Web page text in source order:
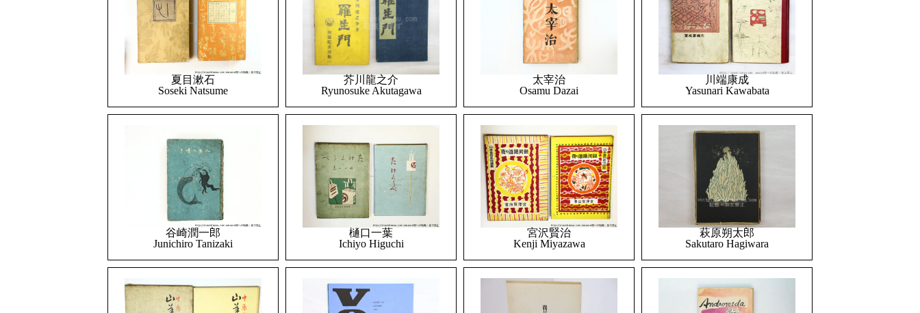
夏目漱石
Soseki Natsume
芥川龍之介
Ryunosuke Akutagawa
太宰治
Osamu Dazai
川端康成
Yasunari Kawabata
谷崎潤一郎
Junichiro Tanizaki
樋口一葉
Ichiyo Higuchi
宮沢賢治
Kenji Miyazawa
萩原朔太郎
Sakutaro Hagiwara